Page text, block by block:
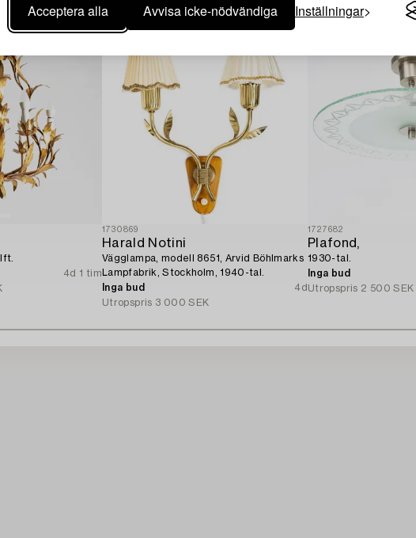
Acceptera alla Avvisa icke-nödvändiga Inställningar
4d 1 tim
1730869
Harald Notini
Vägglampa, modell 8651, Arvid Böhlmarks
Lampfabrik, Stockholm, 1940-tal.
Inga bud
4d
Utropspris 3 000 SEK
1727682
Plafond,
1930-tal.
Inga bud
Utropspris 2 500 SEK